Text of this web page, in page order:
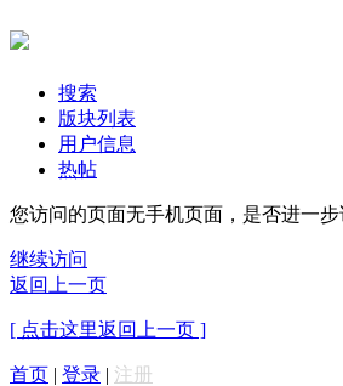
搜索
版块列表
用户信息
热帖
您访问的页面无手机页面，是否进一步
继续访问
返回上一页
[ 点击这里返回上一页 ]
首页 | 登录 | 注册